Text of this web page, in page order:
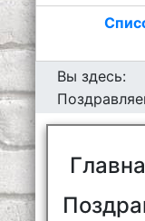
Вы здесь: